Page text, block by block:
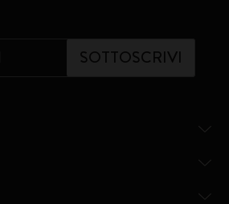
SOTTOSCRIVI